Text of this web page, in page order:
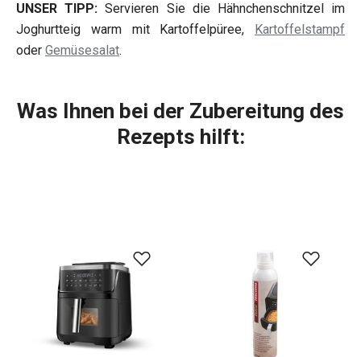
UNSER TIPP: Servieren Sie die Hähnchenschnitzel im
Joghurtteig warm mit Kartoffelpüree, Kartoffelstampf
oder Gemüsesalat.
Was Ihnen bei der Zubereitung des
Rezepts hilft: